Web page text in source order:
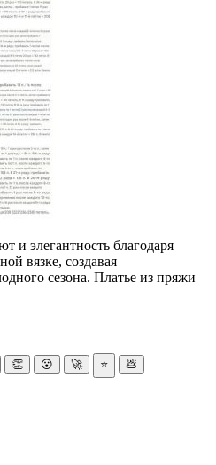
и элегантность благодаря
вязке, создавая
сезона. Платье из пряжи
👏 😮 🚀 ⭐ 💩